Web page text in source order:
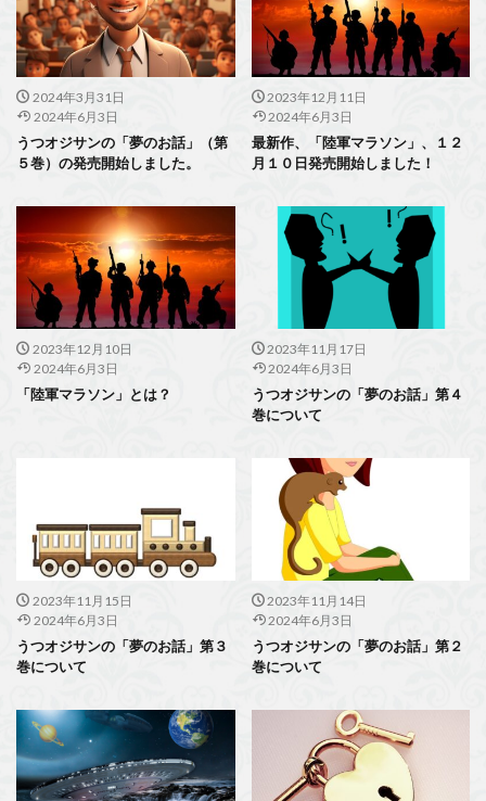
2024年3月31日
2024年6月3日
うつオジサンの「夢のお話」（第
５巻）の発売開始しました。
2023年12月11日
2024年6月3日
最新作、「陸軍マラソン」、１２
月１０日発売開始しました！
2023年12月10日
2024年6月3日
「陸軍マラソン」とは？
2023年11月17日
2024年6月3日
うつオジサンの「夢のお話」第４
巻について
2023年11月15日
2024年6月3日
うつオジサンの「夢のお話」第３
巻について
2023年11月14日
2024年6月3日
うつオジサンの「夢のお話」第２
巻について